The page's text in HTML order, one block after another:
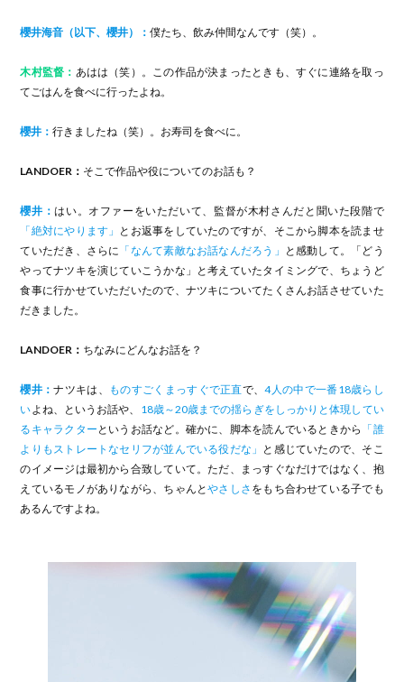
櫻井海音（以下、櫻井）：僕たち、飲み仲間なんです（笑）。
木村監督： あはは（笑）。この作品が決まったときも、すぐに連絡を取っ
てごはんを食べに行ったよね。
櫻井：行きましたね（笑）。お寿司を食べに。
LANDOER： そこで作品や役についてのお話も？
櫻井：はい。オファーをいただいて、監督が木村さんだと聞いた段階で
「絶対にやります」 とお返事をしていたのですが、そこから脚本を読ませ
ていただき、さらに 「なんて素敵なお話なんだろう」 と感動して。「どう
やってナツキを演じていこうかな」と考えていたタイミングで、ちょうど
食事に行かせていただいたので、ナツキについてたくさんお話させていた
だきました。
LANDOER： ちなみにどんなお話を？
櫻井：ナツキは、 ものすごくまっすぐで正直で、4人の中で一番18歳らし
い よね、というお話や、 18歳～20歳までの揺らぎをしっかりと体現してい
るキャラクター というお話など。確かに、脚本を読んでいるときから 「誰
よりもストレートなセリフが並んでいる役だな」 と感じていたので、そこ
のイメージは最初から合致していて。ただ、まっすぐなだけではなく、抱
えているモノがありながら、ちゃんとやさしさ をもち合わせている子でも
あるんですよね。